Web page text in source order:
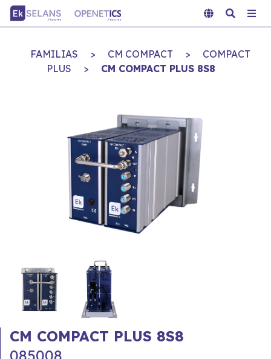
FAMILIAS > CM COMPACT >
COMPACT
PLUS
> CM COMPACT PLUS 8S8
CM COMPACT PLUS 8S8